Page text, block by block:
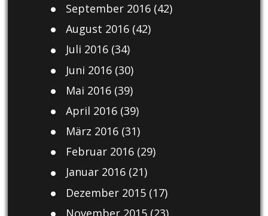
September 2016(42)
August 2016(42)
Juli 2016(34)
Juni 2016(30)
Mai 2016(39)
April 2016(39)
März 2016(31)
Februar 2016(29)
Januar 2016(21)
Dezember 2015(17)
November 2015(23)